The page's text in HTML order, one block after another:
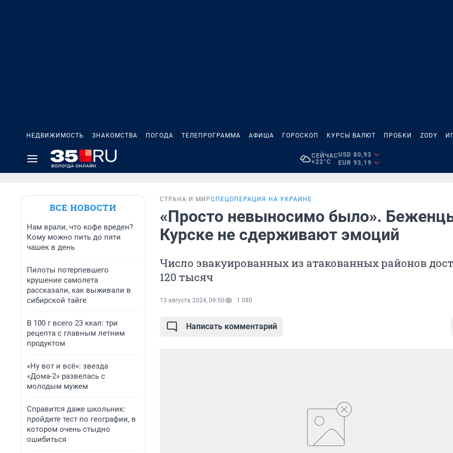
НЕДВИЖИМОСТЬ ЗНАКОМСТВА ПОГОДА ТЕЛЕПРОГРАММА АФИША ГОРОСКОП КУРСЫ ВАЛЮТ ПРОБКИ ZODY
СЕЙЧАС
+22°C
USD 80,93
EUR 93,19
ВСЕ НОВОСТИ
Нам врали, что кофе вреден?
Кому можно пить до пяти
чашек в день
Пилоты потерпевшего
крушение самолета
рассказали, как выживали в
сибирской тайге
В 100 г всего 23 ккал: три
рецепта с главным летним
продуктом
«Ну вот и всё»: звезда
«Дома-2» развелась с
молодым мужем
Справится даже школьник:
пройдите тест по географии, в
котором очень стыдно
ошибиться
СТРАНА И МИРСПЕЦОПЕРАЦИЯ НА УКРАИНЕ
«Просто невыносимо было».
Курске не сдерживают эмоций
Число эвакуированных из атакованных районов
120 тысяч
13 августа 2024, 09:50 1 080
Написать комментарий